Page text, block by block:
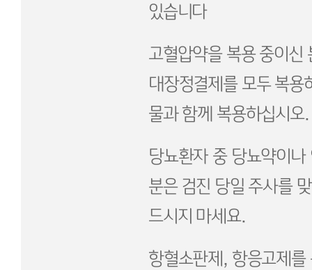
있습니다
고혈압약을 복용 중이신
대장정결제를 모두 복
물과 함께 복용하십시오.
당뇨환자 중 당뇨약이
분은 검진 당일 주사를
드시지 마세요.
항혈소판제, 항응고제